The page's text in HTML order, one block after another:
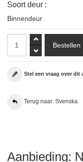
Soort deur :
Binnendeur
Stel een vraag over dit
Terug naar: Svenska
Aanbieding: